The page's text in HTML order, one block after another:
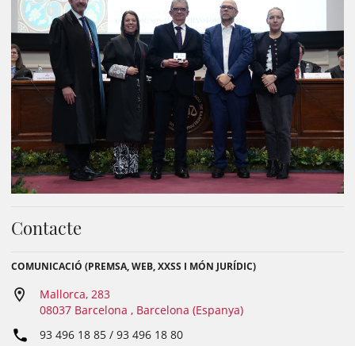
Contacte
COMUNICACIÓ (PREMSA, WEB, XXSS I MÓN JURÍDIC)
Mallorca, 283
08037 Barcelona , Barcelona (Espanya)
93 496 18 85 / 93 496 18 80